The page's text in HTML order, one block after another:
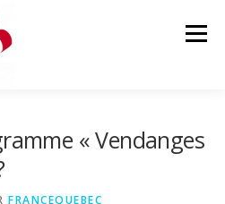
Menu
« Vendanges
FRANCEQUEBEC